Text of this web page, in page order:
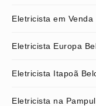
Eletricista em Venda
Eletricista Europa
Eletricista Itapoã
Eletricista na